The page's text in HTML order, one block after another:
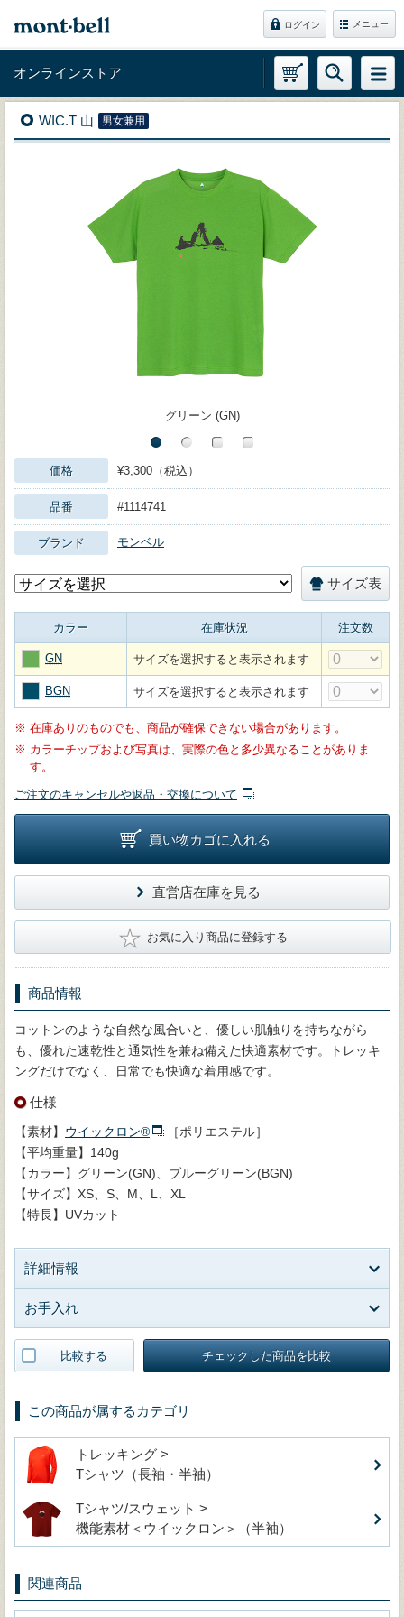
ログイン メニュー
オンラインストア
WIC.T 山 男女兼用
グリーン (GN)
価格 ¥3,300（税込）
品番 #1114741
ブランド モンベル
サイズ表
カラー 在庫状況 注文数
GN サイズを選択すると表示されます
BGN サイズを選択すると表示されます
※ 在庫ありのものでも、商品が確保できない場合があります。
※ カラーチップおよび写真は、実際の色と多少異なることがありま
す。
ご注文のキャンセルや返品・交換について
買い物カゴに入れる
直営店在庫を見る
★ お気に入り商品に登録する
商品情報
コットンのような自然な風合いと、優しい肌触りを持ちながら
も、優れた速乾性と通気性を兼ね備えた快適素材です。トレッキ
ングだけでなく、日常でも快適な着用感です。
仕様
【素材】 ウイックロン®
［ポリエステル］
【平均重量】140g
【カラー】グリーン(GN)、ブルーグリーン(BGN)
【サイズ】XS、S、M、L、XL
【特長】UVカット
詳細情報
お手入れ
比較する チェックした商品を比較
この商品が属するカテゴリ
トレッキング >
Tシャツ（長袖・半袖）
Tシャツ/スウェット >
機能素材＜ウイックロン＞（半袖）
関連商品